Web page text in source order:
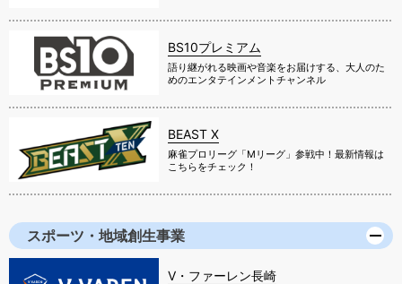
BS10プレミアム
語り継がれる映画や音楽をお届けする、大人のた
めのエンタテインメントチャンネル
BEAST X
麻雀プロリーグ「Mリーグ」参戦中！最新情報は
こちらをチェック！
スポーツ・地域創生事業
V・ファーレン長崎